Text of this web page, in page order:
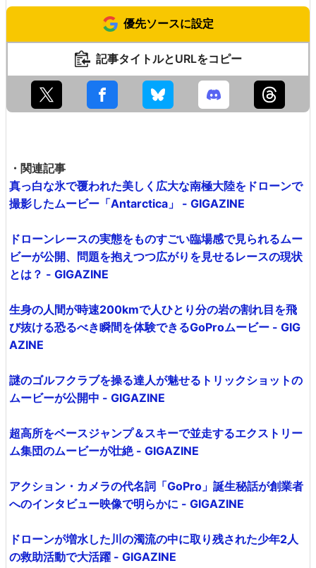
優先ソースに設定
記事タイトルとURLをコピー
・関連記事
真っ白な氷で覆われた美しく広大な南極大陸をドローンで
撮影したムービー「Antarctica」 - GIGAZINE
ドローンレースの実態をものすごい臨場感で見られるムー
ビーが公開、問題を抱えつつ広がりを見せるレースの現状
とは？ - GIGAZINE
生身の人間が時速200kmで人ひとり分の岩の割れ目を飛
び抜ける恐るべき瞬間を体験できるGoProムービー - GIG
AZINE
謎のゴルフクラブを操る達人が魅せるトリックショットの
ムービーが公開中 - GIGAZINE
超高所をベースジャンプ＆スキーで並走するエクストリー
ム集団のムービーが壮絶 - GIGAZINE
アクション・カメラの代名詞「GoPro」誕生秘話が創業者
へのインタビュー映像で明らかに - GIGAZINE
ドローンが増水した川の濁流の中に取り残された少年2人
の救助活動で大活躍 - GIGAZINE